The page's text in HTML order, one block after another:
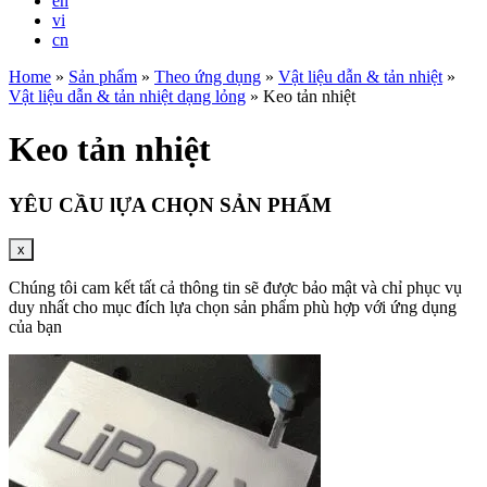
vi
cn
Home » Sản phẩm » Theo ứng dụng » Vật liệu dẫn & tản nhiệt »
Vật liệu dẫn & tản nhiệt dạng lỏng » Keo tản nhiệt
Keo tản nhiệt
YÊU CẦU lỰA CHỌN SẢN PHẨM
x
Chúng tôi cam kết tất cả thông tin sẽ được bảo mật và chỉ phục vụ
duy nhất cho mục đích lựa chọn sản phẩm phù hợp với ứng dụng
của bạn